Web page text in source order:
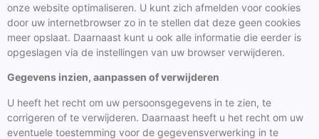
onze website optimaliseren. U kunt zich afmelden voor cookies
door uw internetbrowser zo in te stellen dat deze geen cookies
meer opslaat. Daarnaast kunt u ook alle informatie die eerder is
opgeslagen via de instellingen van uw browser verwijderen.
Gegevens inzien, aanpassen of verwijderen
U heeft het recht om uw persoonsgegevens in te zien, te
corrigeren of te verwijderen. Daarnaast heeft u het recht om uw
eventuele toestemming voor de gegevensverwerking in te